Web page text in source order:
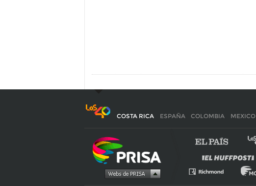
COSTA RICA ESPAÑA COLOMBIA MEXICO